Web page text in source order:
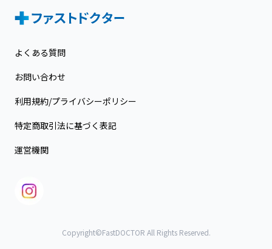
よくある質問
お問い合わせ
利用規約/プライバシーポリシー
特定商取引法に基づく表記
運営機関
Copyright©FastDOCTOR All Rights Reserved.